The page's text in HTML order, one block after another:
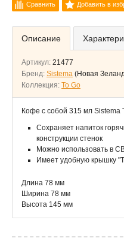
Сравнить Добавить в
Описание
Артикул: 21477
Бренд: Sistema (Новая
Коллекция: To Go
Кофе с собой 315 мл Sistema
Сохраняет напиток
конструкции стенок
Можно использовать в
Имеет удобную крышку
Длина 78 мм
Ширина 78 мм
Высота 145 мм